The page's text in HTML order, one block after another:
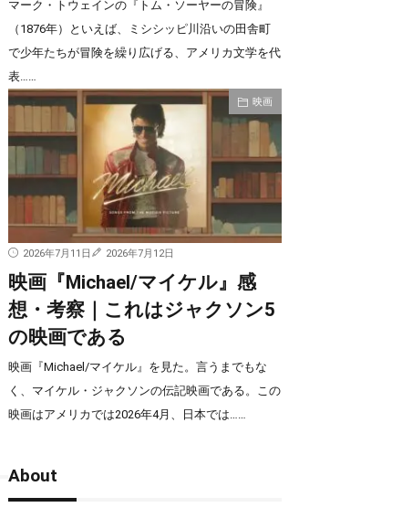
マーク・トウェインの『トム・ソーヤーの冒険』
（1876年）といえば、ミシシッピ川沿いの田舎町
で少年たちが冒険を繰り広げる、アメリカ文学を代
表……
映画
2026年7月11日 2026年7月12日
映画『Michael/マイケル』感
想・考察｜これはジャクソン5
の映画である
映画『Michael/マイケル』を見た。言うまでもな
く、マイケル・ジャクソンの伝記映画である。この
映画はアメリカでは2026年4月、日本では……
About